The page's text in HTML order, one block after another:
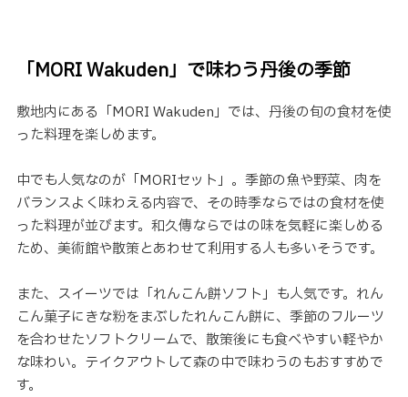
「MORI Wakuden」で味わう丹後の季節
敷地内にある「MORI Wakuden」では、丹後の旬の食材を使
った料理を楽しめます。
中でも人気なのが「MORIセット」。季節の魚や野菜、肉を
バランスよく味わえる内容で、その時季ならではの食材を使
った料理が並びます。和久傳ならではの味を気軽に楽しめる
ため、美術館や散策とあわせて利用する人も多いそうです。
また、スイーツでは「れんこん餅ソフト」も人気です。れん
こん菓子にきな粉をまぶしたれんこん餅に、季節のフルーツ
を合わせたソフトクリームで、散策後にも食べやすい軽やか
な味わい。テイクアウトして森の中で味わうのもおすすめで
す。